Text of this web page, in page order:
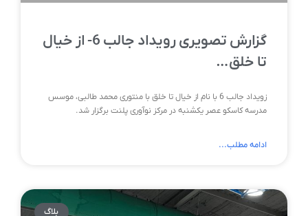
گزارش تصویری رویداد جالب 6- از خیال
تا خلق…
زویداد جالب 6 با نام از خیال تا خلق با منتوری محمد طالبی، موسس
مدرسه کاسکو عصر یکشنبه در مرکز نوآوری پلنت برگزار شد.
ادامه مطلب...
بلاگ